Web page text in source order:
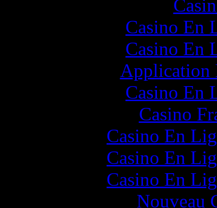
Casino En
Casino En
Application
Casino En
Casino
Casino En
Casino En
Casino En
Nouveau